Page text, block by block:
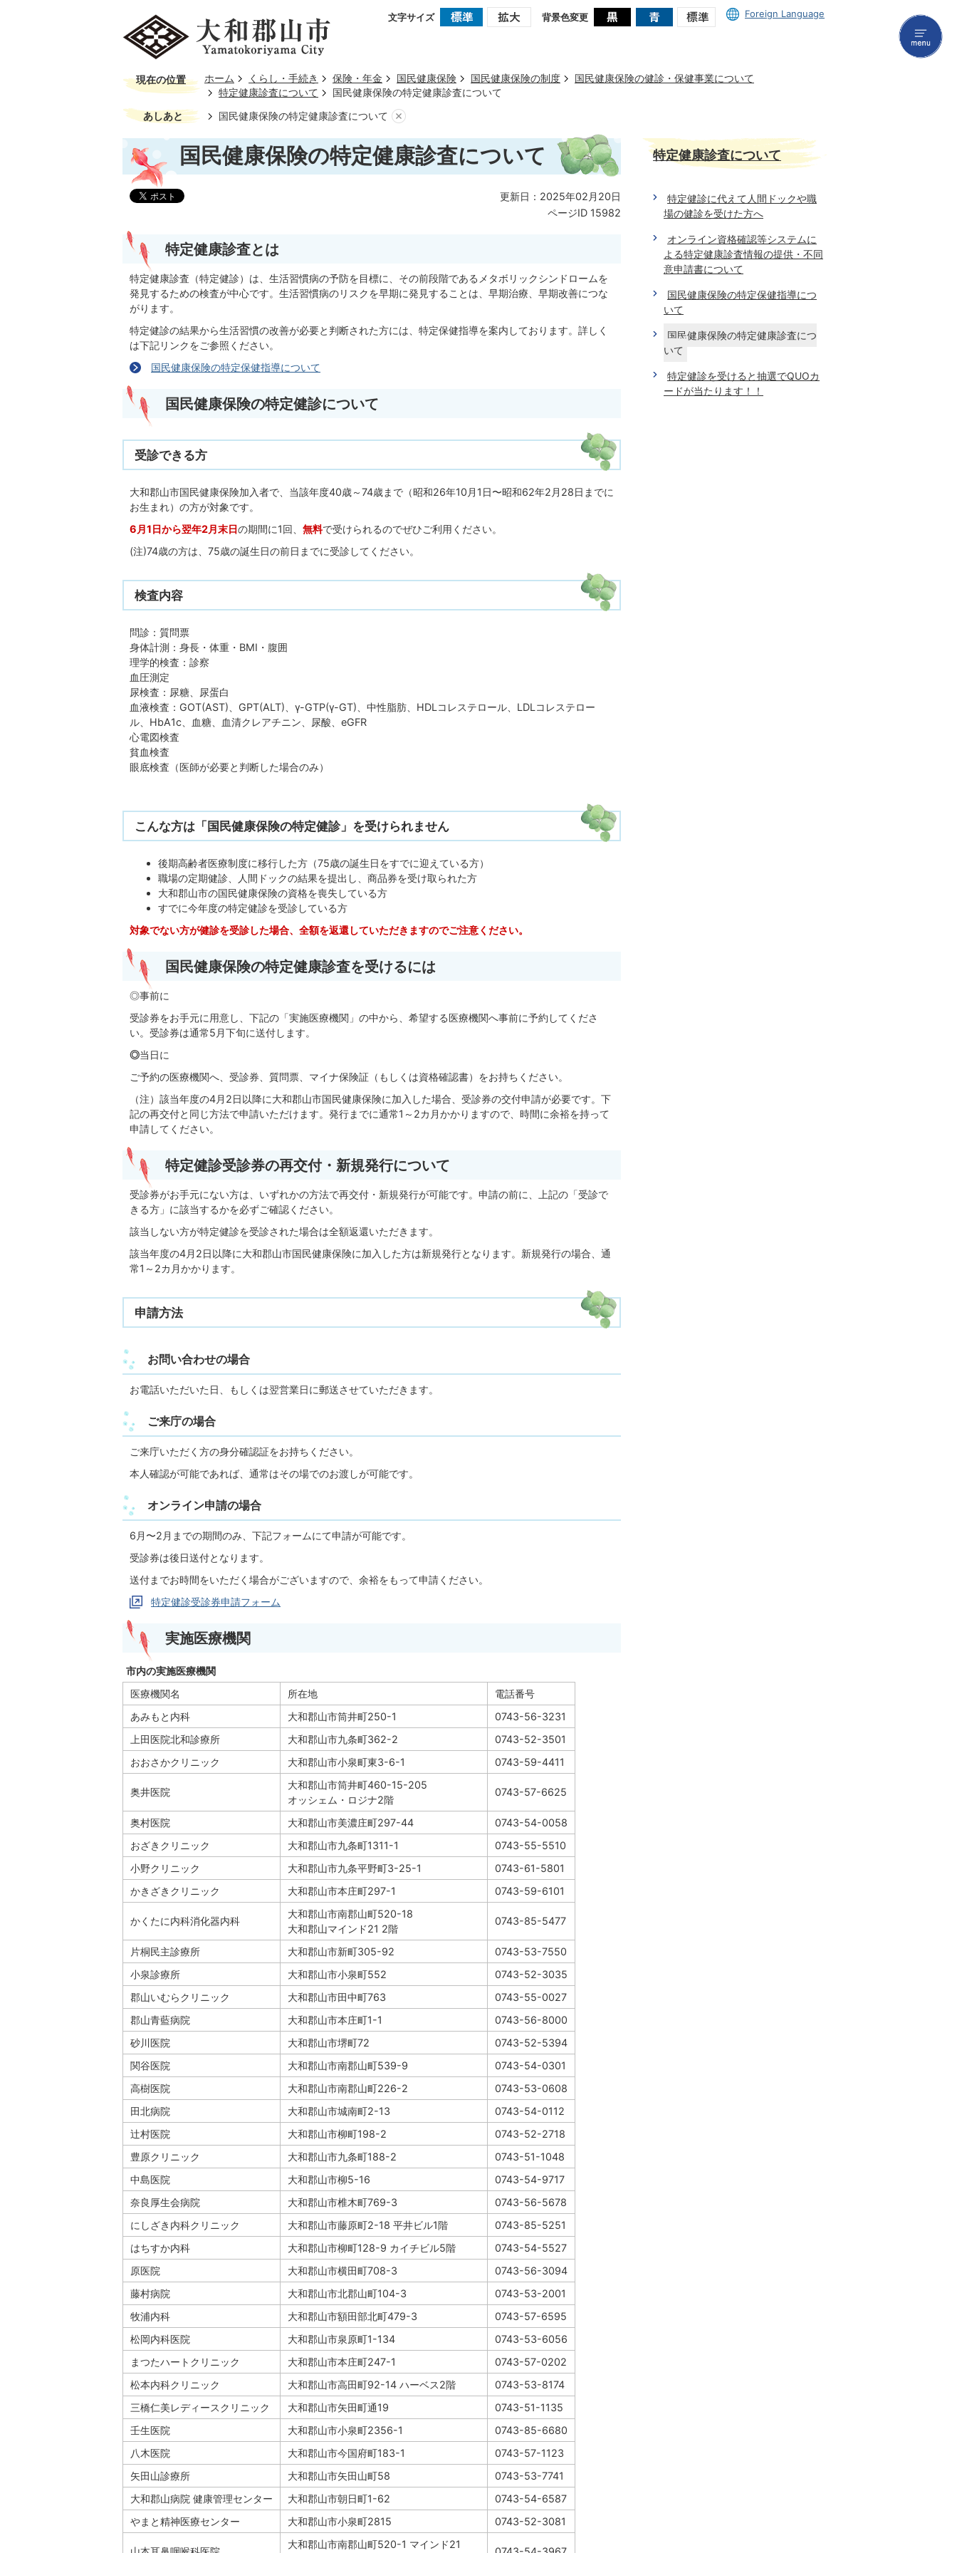
文字サイズ 背景色変更 Foreign Language
現在の位置 ホーム くらし・手続き 保険・年金 国民健康保険 国民健康保険の制度
国民健康保険の健診・保健事業について
特定健康診査について
国民健康保険の特定健康診査について
あしあと 国民健康保険の特定健康診査について
国民健康保険の特定健康診査について
更新日：2025年02月20日
ページID 15982
特定健康診査とは
特定健康診査（特定健診）は、生活習慣病の予防を目標に、その前段階であるメタボリックシンドロームを
発見するための検査が中心です。生活習慣病のリスクを早期に発見することは、早期治療、早期改善につな
がります。
特定健診の結果から生活習慣の改善が必要と判断された方には、特定保健指導を案内しております。詳しく
は下記リンクをご参照ください。
国民健康保険の特定保健指導について
国民健康保険の特定健診について
受診できる方
大和郡山市国民健康保険加入者で、当該年度40歳～74歳まで（昭和26年10月1日〜昭和62年2月28日までに
お生まれ）の方が対象です。
6月1日から翌年2月末日の期間に1回、 無料で受けられるのでぜひご利用ください。
(注)74歳の方は、75歳の誕生日の前日までに受診してください。
検査内容
問診：質問票
身体計測：身長・体重・BMI・腹囲
理学的検査：診察
血圧測定
尿検査：尿糖、尿蛋白
血液検査：GOT(AST)、GPT(ALT)、γ-GTP(γ-GT)、中性脂肪、HDLコレステロール、LDLコレステロー
ル、HbA1c、血糖、血清クレアチニン、尿酸、eGFR
心電図検査
貧血検査
眼底検査（医師が必要と判断した場合のみ）
こんな方は「国民健康保険の特定健診」を受けられません
後期高齢者医療制度に移行した方（75歳の誕生日をすでに迎えている方）
職場の定期健診、人間ドックの結果を提出し、商品券を受け取られた方
大和郡山市の国民健康保険の資格を喪失している方
すでに今年度の特定健診を受診している方
対象でない方が健診を受診した場合、全額を返還していただきますのでご注意ください。
国民健康保険の特定健康診査を受けるには
◎事前に
受診券をお手元に用意し、下記の「実施医療機関」の中から、希望する医療機関へ事前に予約してくださ
い。受診券は通常5月下旬に送付します。
◎当日に
ご予約の医療機関へ、受診券、質問票、マイナ保険証（もしくは資格確認書）をお持ちください。
（注）該当年度の4月2日以降に大和郡山市国民健康保険に加入した場合、受診券の交付申請が必要です。下
記の再交付と同じ方法で申請いただけます。発行までに通常1～2カ月かかりますので、時間に余裕を持って
申請してください。
特定健診受診券の再交付・新規発行について
受診券がお手元にない方は、いずれかの方法で再交付・新規発行が可能です。申請の前に、上記の「受診で
きる方」に該当するかを必ずご確認ください。
該当しない方が特定健診を受診された場合は全額返還いただきます。
該当年度の4月2日以降に大和郡山市国民健康保険に加入した方は新規発行となります。新規発行の場合、通
常1～2カ月かかります。
申請方法
お問い合わせの場合
お電話いただいた日、もしくは翌営業日に郵送させていただきます。
ご来庁の場合
ご来庁いただく方の身分確認証をお持ちください。
本人確認が可能であれば、通常はその場でのお渡しが可能です。
オンライン申請の場合
6月〜2月までの期間のみ、下記フォームにて申請が可能です。
受診券は後日送付となります。
送付までお時間をいただく場合がございますので、余裕をもって申請ください。
特定健診受診券申請フォーム
実施医療機関
市内の実施医療機関
医療機関名
所在地
電話番号
あみもと内科
大和郡山市筒井町250-1
0743-56-3231
上田医院北和診療所
大和郡山市九条町362-2
0743-52-3501
おおさかクリニック
大和郡山市小泉町東3-6-1 0743-59-4411
奥井医院
大和郡山市筒井町460-15-205
オッシェム・ロジナ2階
0743-57-6625
奥村医院 大和郡山市美濃庄町297-44
0743-54-0058
おざきクリニック
大和郡山市九条町1311-1
0743-55-5510
小野クリニック
大和郡山市九条平野町3-25-1
0743-61-5801
かきざきクリニック
大和郡山市本庄町297-1 0743-59-6101
かくたに内科消化器内科
大和郡山市南郡山町520-18
大和郡山マインド21 2階
0743-85-5477
片桐民主診療所 大和郡山市新町305-92
0743-53-7550
小泉診療所
大和郡山市小泉町552
0743-52-3035
郡山いむらクリニック
大和郡山市田中町763
0743-55-0027
郡山青藍病院
大和郡山市本庄町1-1
0743-56-8000
砂川医院
大和郡山市堺町72
0743-52-5394
関谷医院
大和郡山市南郡山町539-9
0743-54-0301
高樹医院
大和郡山市南郡山町226-2
0743-53-0608
田北病院
大和郡山市城南町2-13
0743-54-0112
辻村医院
大和郡山市柳町198-2
0743-52-2718
豊原クリニック
大和郡山市九条町188-2
0743-51-1048
中島医院
大和郡山市柳5-16
0743-54-9717
奈良厚生会病院
大和郡山市椎木町769-3
0743-56-5678
にしざき内科クリニック
大和郡山市藤原町2-18 平井ビル1階
0743-85-5251
はちすか内科
大和郡山市柳町128-9 カイチビル5階
0743-54-5527
原医院
大和郡山市横田町708-3
0743-56-3094
藤村病院
大和郡山市北郡山町104-3
0743-53-2001
牧浦内科
大和郡山市額田部北町479-3
0743-57-6595
松岡内科医院
大和郡山市泉原町1-134
0743-53-6056
まつたハートクリニック
大和郡山市本庄町247-1
0743-57-0202
松本内科クリニック
大和郡山市高田町92-14 ハーベス2階
0743-53-8174
三橋仁美レディースクリニック
大和郡山市矢田町通19
0743-51-1135
壬生医院
大和郡山市小泉町2356-1
0743-85-6680
八木医院
大和郡山市今国府町183-1
0743-57-1123
矢田山診療所
大和郡山市矢田山町58
0743-53-7741
大和郡山病院 健康管理センター
大和郡山市朝日町1-62
0743-54-6587
やまと精神医療センター
大和郡山市小泉町2815 0743-52-3081
大和郡山市南郡山町520-1 マインド21
特定健康診査について
特定健診に代えて人間ドックや職
場の健診を受けた方へ
オンライン資格確認等システムに
よる特定健康診査情報の提供・不同
意申請書について
国民健康保険の特定保健指導につ
いて
国民健康保険の特定健康診査につ
いて
特定健診を受けると抽選でQUOカ
ードが当たります！！